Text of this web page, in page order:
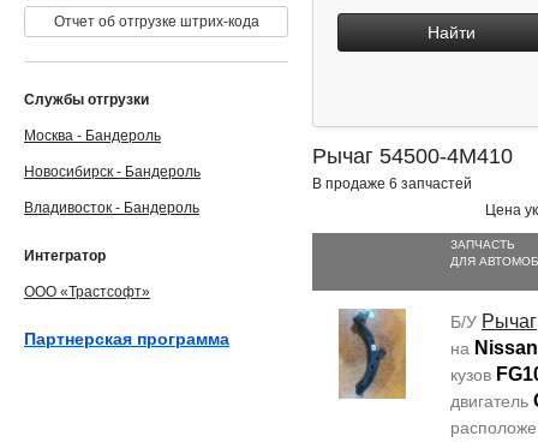
Найти
Рычаг 54500-4M410
В продаже 6 запчастей
Цена
ЗАПЧАСТЬ
ДЛЯ
Б/У Рычаг
на
кузов
двигатель
Отчет об отгрузке штрих-кода
Службы отгрузки
Москва - Бандероль
Новосибирск - Бандероль
Владивосток - Бандероль
Интегратор
ООО «Трастсофт»
Партнерская программа